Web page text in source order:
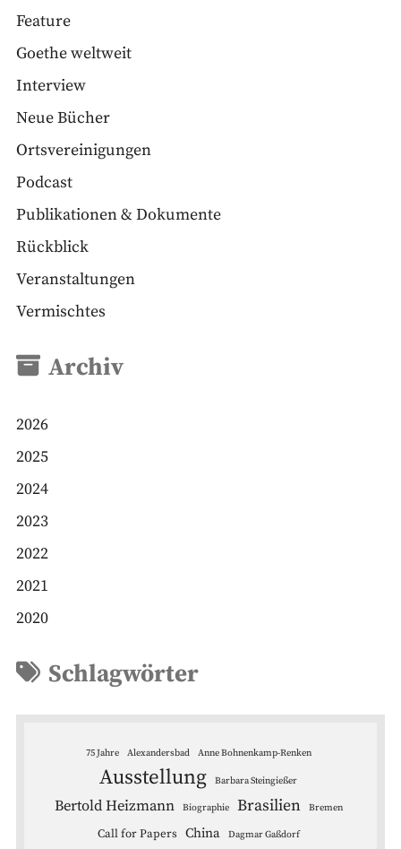
Feature
Goethe weltweit
Interview
Neue Bücher
Ortsvereinigungen
Podcast
Publikationen & Dokumente
Rückblick
Veranstaltungen
Vermischtes
Archiv
2026
2025
2024
2023
2022
2021
2020
Schlagwörter
75 Jahre Alexandersbad Anne Bohnenkamp-Renken
Ausstellung Barbara Steingießer
Bertold Heizmann Biographie Brasilien Bremen
Call for Papers China Dagmar Gaßdorf